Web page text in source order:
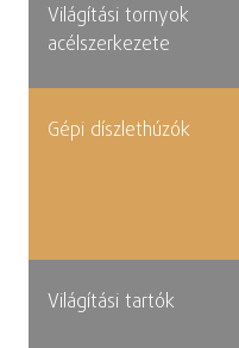
Világítási tornyok
acélszerkezete
Gépi díszlethúzók
Világítási tartók